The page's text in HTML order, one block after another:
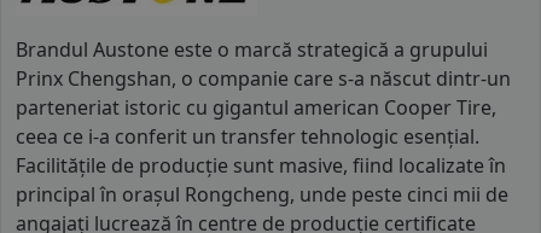
Brandul Austone este o marcă strategică a grupului
Prinx Chengshan, o companie care s-a născut dintr-un
parteneriat istoric cu gigantul american Cooper Tire,
ceea ce i-a conferit un transfer tehnologic esențial.
Facilitățile de producție sunt masive, fiind localizate în
principal în orașul Rongcheng, unde peste cinci mii de
angajați lucrează în centre de producție certificate